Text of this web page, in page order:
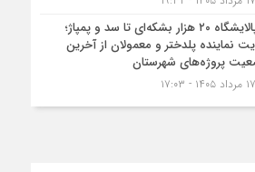
از پالایشگاه ۲۰ هزار بشکه‌ای تا سد و پمپاژ؛
نماینده پلدختر و معمولان از آخرین
پروژه‌های شهرستان